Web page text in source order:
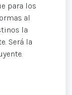
para los
al
la
Será la